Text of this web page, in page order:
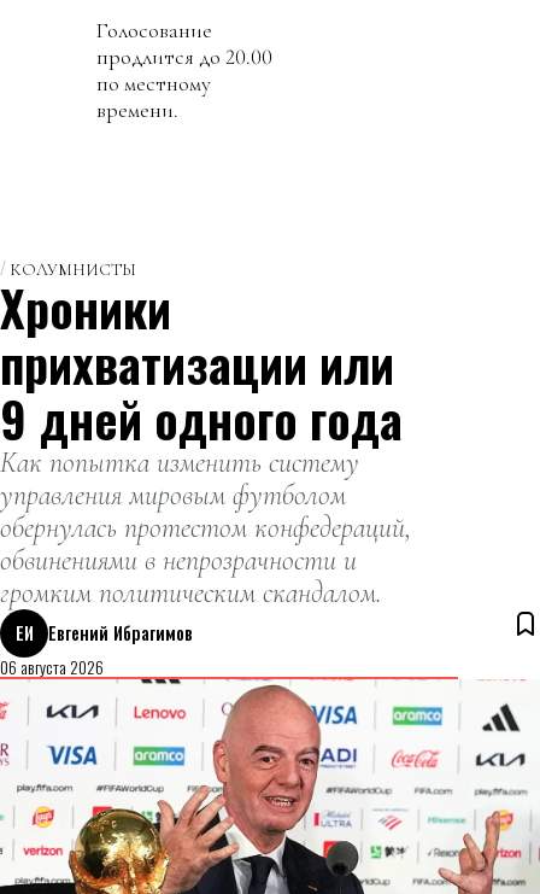
Голосование
продлится до 20.00
по местному
времени.
КОЛУМНИСТЫ
Хроники
прихватизации или
9 дней одного года
Как попытка изменить систему
управления мировым футболом
обернулась протестом конфедераций,
обвинениями в непрозрачности и
громким политическим скандалом.
ЕИ
Евгений Ибрагимов
06 августа 2026